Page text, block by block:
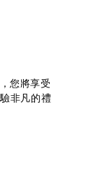
您將享受
非凡的禮